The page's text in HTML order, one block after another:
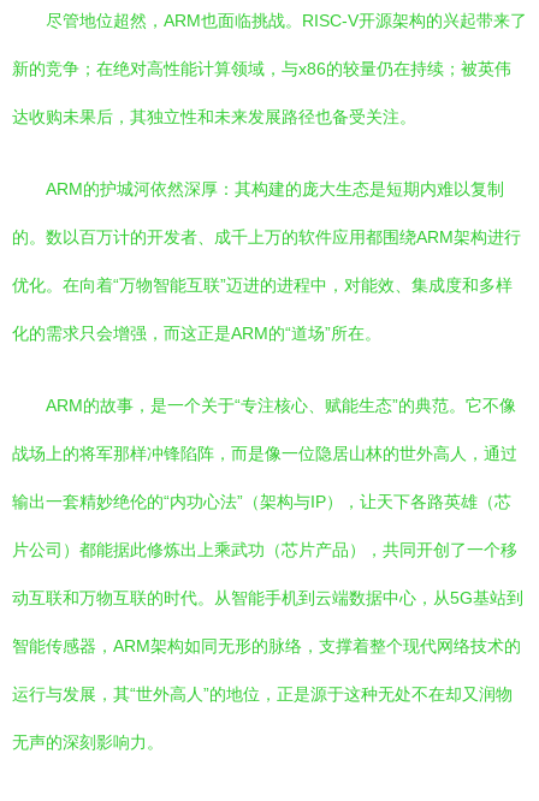
尽管地位超然，ARM也面临挑战。RISC-V开源架构的兴起带来了
新的竞争；在绝对高性能计算领域，与x86的较量仍在持续；被英伟
达收购未果后，其独立性和未来发展路径也备受关注。
ARM的护城河依然深厚：其构建的庞大生态是短期内难以复制
的。数以百万计的开发者、成千上万的软件应用都围绕ARM架构进行
优化。在向着“万物智能互联”迈进的进程中，对能效、集成度和多样
化的需求只会增强，而这正是ARM的“道场”所在。
ARM的故事，是一个关于“专注核心、赋能生态”的典范。它不像
战场上的将军那样冲锋陷阵，而是像一位隐居山林的世外高人，通过
输出一套精妙绝伦的“内功心法”（架构与IP），让天下各路英雄（芯
片公司）都能据此修炼出上乘武功（芯片产品），共同开创了一个移
动互联和万物互联的时代。从智能手机到云端数据中心，从5G基站到
智能传感器，ARM架构如同无形的脉络，支撑着整个现代网络技术的
运行与发展，其“世外高人”的地位，正是源于这种无处不在却又润物
无声的深刻影响力。